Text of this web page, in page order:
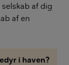
af dig
af en
i haven?